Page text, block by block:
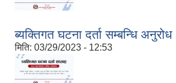
ब्यक्तिगत घटना दर्ता सम्बन्धि अनुरोध
मिति: 03/29/2023 - 12:53